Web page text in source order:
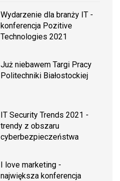
Wydarzenie dla branży IT -
konferencja Pozitive
Technologies 2021
Już niebawem Targi Pracy
Politechniki Białostockiej
IT Security Trends 2021 -
trendy z obszaru
cyberbezpieczeństwa
I love marketing -
największa konferencja